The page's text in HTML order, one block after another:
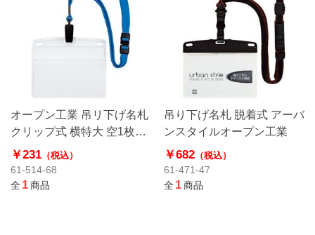
オープン工業 吊リ下げ名札
クリップ式 横特大 空1枚
NL-21P-SBU
￥231 （税込）
61-514-68
全1商品
吊り下げ名札 脱着式 アーバ
ンスタイルオープン工業
￥682（税込）
61-471-47
全1商品